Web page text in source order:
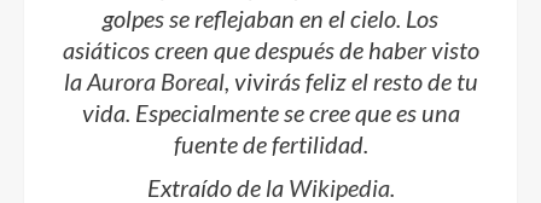
golpes se reflejaban en el cielo. Los
asiáticos creen que después de haber visto
laAurora Boreal, vivirás feliz el resto de tu
vida. Especialmente se cree que es una
fuente de fertilidad.
Extraído de la Wikipedia.